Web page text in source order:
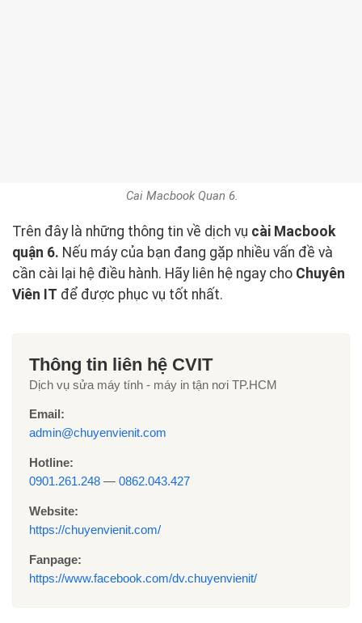
Cai Macbook Quan 6.
Trên đây là những thông tin về dịch vụ cài Macbook
quận 6. Nếu máy của bạn đang gặp nhiều vấn đề và
cần cài lại hệ điều hành. Hãy liên hệ ngay cho Chuyên
Viên IT để được phục vụ tốt nhất.
Thông tin liên hệ CVIT
Dịch vụ sửa máy tính - máy in tận nơi TP.HCM
Email:
admin@chuyenvienit.com
Hotline:
0901.261.248 — 0862.043.427
Website:
https://chuyenvienit.com/
Fanpage:
https://www.facebook.com/dv.chuyenvienit/